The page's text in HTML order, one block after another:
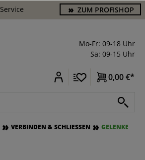
Service ZUM PROFISHOP
Mo-Fr: 09-18 Uhr
Sa: 09-15 Uhr
0,00 €*
VERBINDEN & SCHLIESSEN GELENKE